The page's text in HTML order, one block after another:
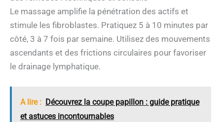
Le massage amplifie la pénétration des actifs et
stimule les fibroblastes. Pratiquez 5 à 10 minutes par
côté, 3 à 7 fois par semaine. Utilisez des mouvements
ascendants et des frictions circulaires pour favoriser
le drainage lymphatique.
A lire : Découvrez la coupe papillon : guide pratique
et astuces incontournables